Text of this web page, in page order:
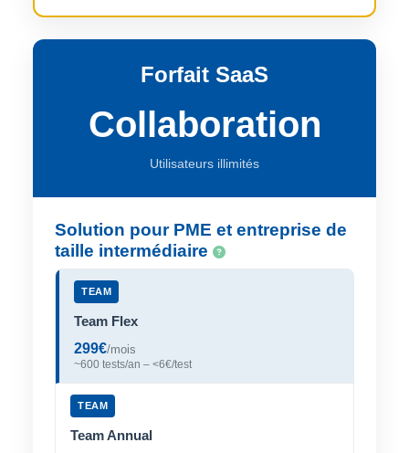
Forfait SaaS
Collaboration
Utilisateurs illimités
Solution pour PME et entreprise de
taille intermédiaire
TEAM
Team Flex
299€/mois
~600 tests/an – <6€/test
TEAM
Team Annual